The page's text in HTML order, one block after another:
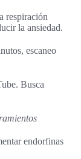
respiración
la ansiedad.
escaneo
Busca
endorfinas